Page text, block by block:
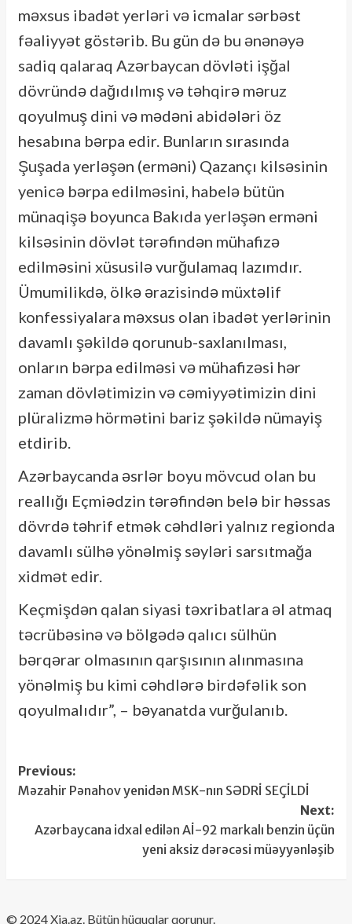
məxsus ibadət yerləri və icmalar sərbəst
fəaliyyət göstərib. Bu gün də bu ənənəyə
sadiq qalaraq Azərbaycan dövləti işğal
dövründə dağıdılmış və təhqirə məruz
qoyulmuş dini və mədəni abidələri öz
hesabına bərpa edir. Bunların sırasında
Şuşada yerləşən (erməni) Qazançı kilsəsinin
yenicə bərpa edilməsini, habelə bütün
münaqişə boyunca Bakıda yerləşən erməni
kilsəsinin dövlət tərəfindən mühafizə
edilməsini xüsusilə vurğulamaq lazımdır.
Ümumilikdə, ölkə ərazisində müxtəlif
konfessiyalara məxsus olan ibadət yerlərinin
davamlı şəkildə qorunub-saxlanılması,
onların bərpa edilməsi və mühafizəsi hər
zaman dövlətimizin və cəmiyyətimizin dini
plüralizmə hörmətini bariz şəkildə nümayiş
etdirib.
Azərbaycanda əsrlər boyu mövcud olan bu
reallığı Eçmiədzin tərəfindən belə bir həssas
dövrdə təhrif etmək cəhdləri yalnız regionda
davamlı sülhə yönəlmiş səyləri sarsıtmağa
xidmət edir.
Keçmişdən qalan siyasi təxribatlara əl atmaq
təcrübəsinə və bölgədə qalıcı sülhün
bərqərar olmasının qarşısının alınmasına
yönəlmiş bu kimi cəhdlərə birdəfəlik son
qoyulmalıdır”, – bəyanatda vurğulanıb.
Post
navigation
Previous:
Məzahir Pənahov yenidən MSK-nın SƏDRİ SEÇİLDİ
Next:
Azərbaycana idxal edilən Aİ-92 markalı benzin üçün
yeni aksiz dərəcəsi müəyyənləşib
​© 2024 Xia.az. Bütün hüquqlar qorunur.